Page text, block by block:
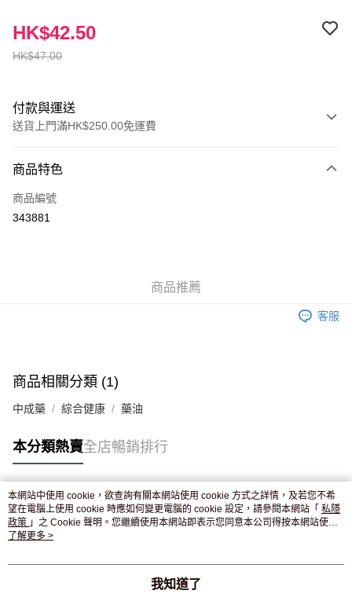
HK$47.00
HK$42.50
付款與運送
送貨上門滿HK$250.00免運費
信用卡
Apple Pay
付款後門市自取，訂單確認後2-4個工作天到店，7天內取。逾期後
商品特色
商品編號
343881
商品推薦
客服
商品相關分類 (1)
中成藥 綜合健康 藥油
本分類熱賣全店暢銷排行
熱門標籤
熱銷排行
本網站中使用 cookie，欲查詢有關本網站使用 cookie 方式之詳情，及若您不希
望在電腦上使用 cookie 時應如何變更電腦的 cookie 設定，請參閱本網站「 私隱
政策 」之 Cookie 聲明。您繼續使用本網站即表示您同意本公司得按本網站使用
條款之 Cookie 聲明使用 cookie。
了解更多 >
我知道了